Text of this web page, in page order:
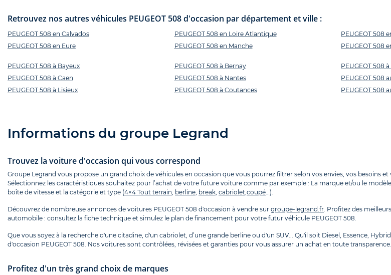
Retrouvez nos autres véhicules PEUGEOT 508 d'occasion par département et ville :
PEUGEOT 508 en Calvados
PEUGEOT 508 en Eure
PEUGEOT 508 en Loire Atlantique
PEUGEOT 508 en Manche
PEUGEOT 508
PEUGEOT 508
PEUGEOT 508 à Bayeux
PEUGEOT 508 à Caen
PEUGEOT 508 à Lisieux
PEUGEOT 508 à Bernay
PEUGEOT 508 à Nantes
PEUGEOT 508 à Coutances
PEUGEOT 508
PEUGEOT 508
PEUGEOT 508
Informations du groupe Legrand
Trouvez la voiture d'occasion qui vous correspond
Groupe Legrand vous propose un grand choix de véhicules en occasion que vous pourrez filtrer selon vos envies, vos
Sélectionnez les caractéristiques souhaitez pour l’achat de votre future voiture comme par exemple : La marque et/ou le
boîte de vitesse et la catégorie et type (4×4 Tout terrain, berline, break, cabriolet,coupé…).
Découvrez de nombreuse annonces de voitures PEUGEOT 508 d'occasion à vendre sur groupe-legrand.fr. Profitez des
automobile : consultez la fiche technique et simulez le plan de financement pour votre futur véhicule PEUGEOT 508.
Que vous soyez à la recherche d'une citadine, d'un cabriolet, d’une grande berline ou d'un SUV... Qu'il soit Diesel, Essence,
d'occasion PEUGEOT 508. Nos voitures sont contrôlées, révisées et garanties pour vous assurer un achat en toute transparence.
Profitez d'un très grand choix de marques